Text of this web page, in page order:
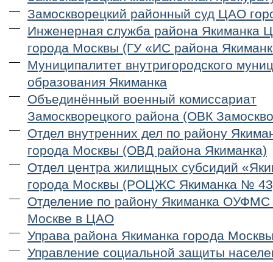
Замоскворецкий районный суд ЦАО
Инженерная служба района Якиманка
города Москвы (ГУ «ИС района
Муниципалитет внутригородского
образования Якиманка
Объединённый военный комиссариат
Замоскворецкого района (ОВК
Отдел внутренних дел по району
города Москвы (ОВД района Якиманка)
Отдел центра жилищных субсидий
города Москвы (РОЦЖС Якиманка №
Отделение по району Якиманка ОУФМС
Москве в ЦАО
Управа района Якиманка города
Управление социальной защиты